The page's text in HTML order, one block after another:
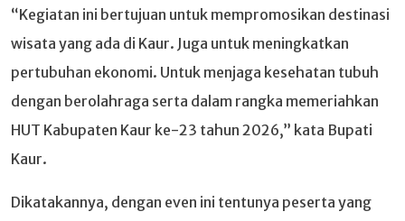
“Kegiatan ini bertujuan untuk mempromosikan destinasi
wisata yang ada di Kaur. Juga untuk meningkatkan
pertubuhan ekonomi. Untuk menjaga kesehatan tubuh
dengan berolahraga serta dalam rangka memeriahkan
HUT Kabupaten Kaur ke-23 tahun 2026,” kata Bupati
Kaur.
Dikatakannya, dengan even ini tentunya peserta yang